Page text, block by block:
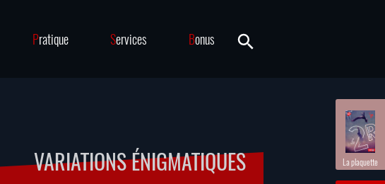
Pratique Services Bonus
La plaquette
VARIATIONS ÉNIGMATIQUES